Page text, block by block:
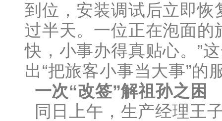
到位，安装调试后立即
过半天。一位正在泡面的
快，小事办得真贴心。”
出“把旅客小事当大事”的
一次“改签”解祖孙之困
同日上午，生产经理王